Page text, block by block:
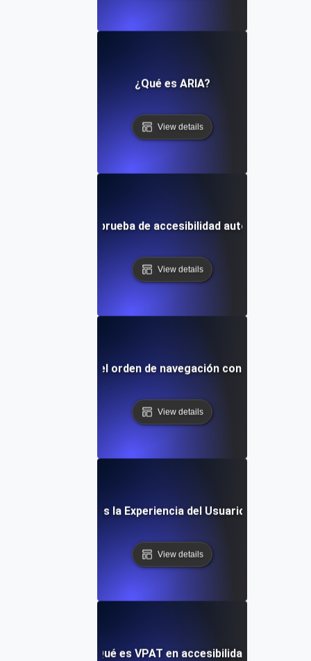
¿Qué es ARIA?
View details
¿Qué es la prueba de accesibilidad automatizada?
View details
¿Qué es el orden de navegación con teclado?
View details
¿Qué es la Experiencia del Usuario (UX)?
View details
¿Qué es VPAT en accesibilidad?